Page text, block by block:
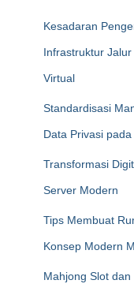
Kesadaran
Infrastruktur
Virtual
Standardisasi
Data Privasi
Transformasi
Server Modern
Tips Membuat
Konsep Modern
Mahjong Slot